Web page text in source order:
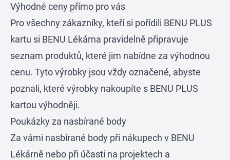
Výhodné ceny přímo pro vás
Pro všechny zákazníky, kteří si pořídili BENU PLUS
kartu si BENU Lékárna pravidelně připravuje
seznam produktů, které jim nabídne za výhodnou
cenu. Tyto výrobky jsou vždy označené, abyste
poznali, které výrobky nakoupíte s BENU PLUS
kartou výhodněji.
Poukázky za nasbírané body
Za vámi nasbírané body při nákupech v BENU
Lékárně nebo při účasti na projektech a